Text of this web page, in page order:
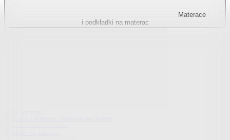
Materace
i podkładki na materac